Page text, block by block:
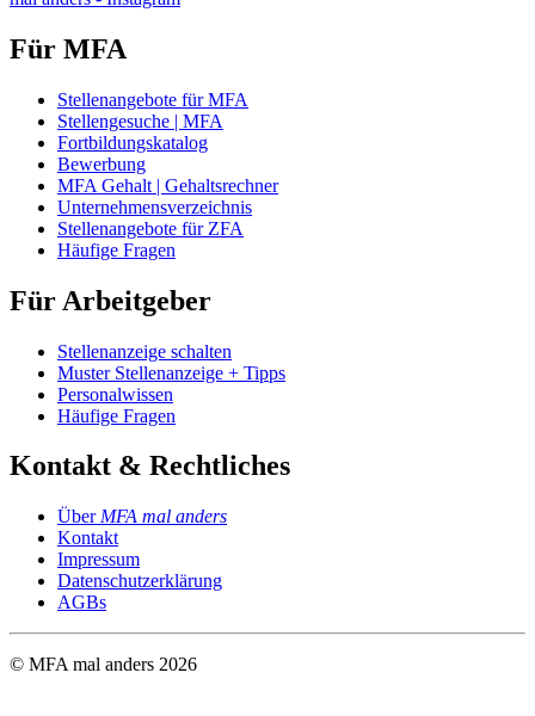
Für MFA
Stellenangebote für MFA
Stellengesuche | MFA
Fortbildungskatalog
Bewerbung
MFA Gehalt | Gehaltsrechner
Unternehmensverzeichnis
Stellenangebote für ZFA
Häufige Fragen
Für Arbeitgeber
Stellenanzeige schalten
Muster Stellenanzeige + Tipps
Personalwissen
Häufige Fragen
Kontakt & Rechtliches
Über MFA mal anders
Kontakt
Impressum
Datenschutzerklärung
AGBs
© MFA mal anders 2026